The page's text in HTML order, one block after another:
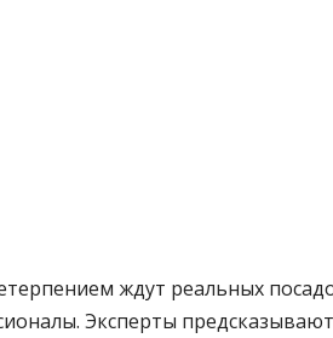
ждут реальных
Эксперты